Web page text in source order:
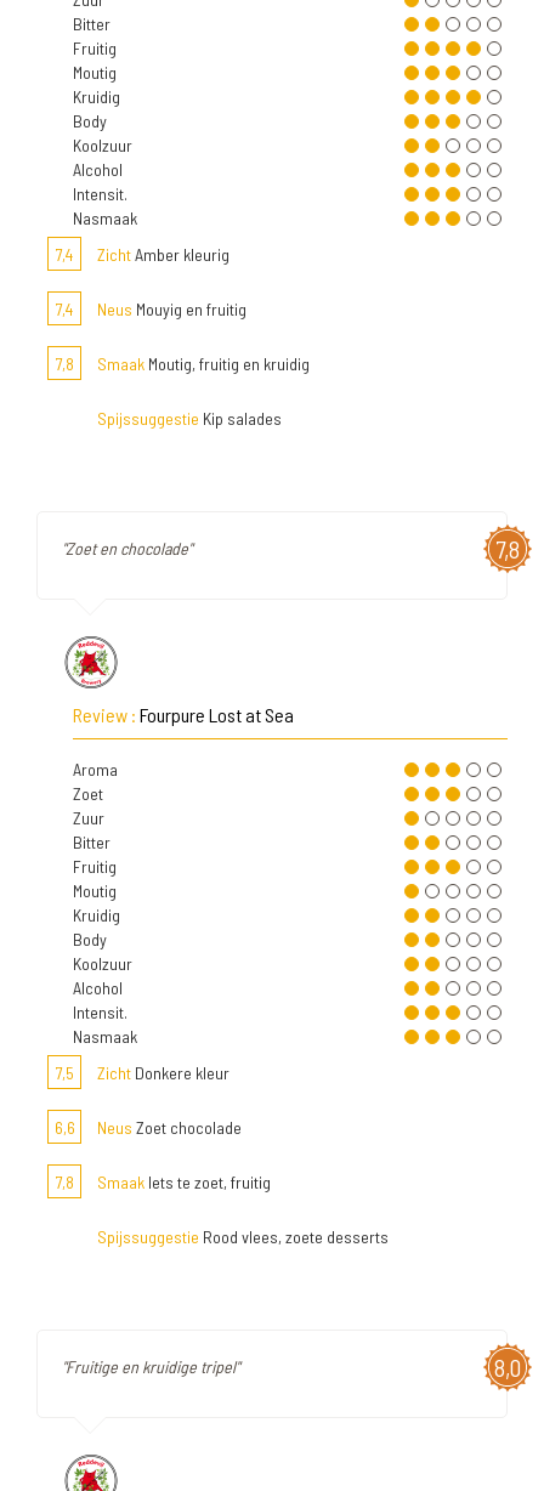
Bitter
Fruitig
Moutig
Kruidig
Body
Koolzuur
Alcohol
Intensit.
Nasmaak
7,4
ZichtAmber kleurig
7,4 Neus Mouyig en fruitig
7,8 Smaak Moutig, fruitig en kruidig
Spijssuggestie Kip salades
7,8
"Zoet en chocolade"
Review : Fourpure Lost at Sea
Aroma
Zoet
Zuur
Bitter
Fruitig
Moutig
Kruidig
Body
Koolzuur
Alcohol
Intensit.
Nasmaak
7,5
Zicht Donkere kleur
6,6 Neus Zoet chocolade
7,8 Smaak Iets te zoet, fruitig
Spijssuggestie Rood vlees, zoete desserts
8,0
"Fruitige en kruidige tripel"